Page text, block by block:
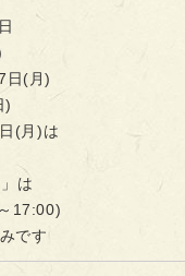
日(月)
)
(月)は
は
17:00)
です